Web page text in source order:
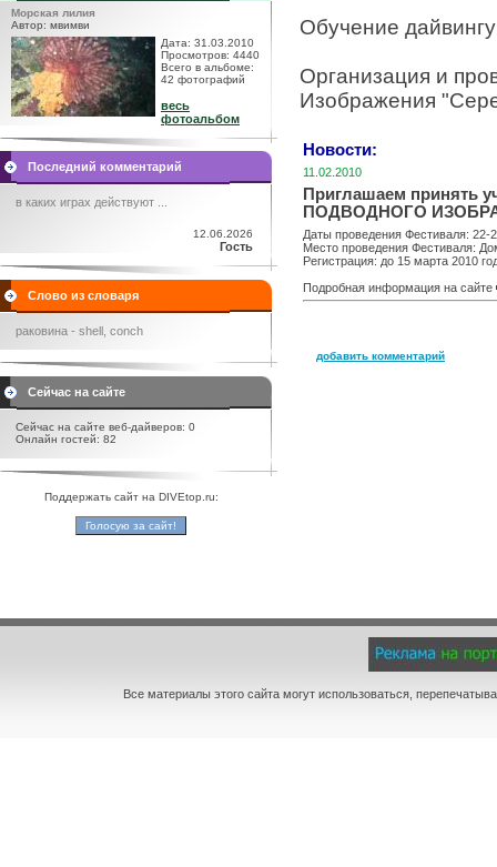
Морская лилия
Автор: мвимви
Дата: 31.03.2010
Просмотров: 4440
Всего в альбоме:
42 фотографий
весь
фотоальбом
Последний комментарий
в каких играх действуют ...
12.06.2026
Гость
Слово из словаря
раковина - shell, conch
Сейчас на сайте
Сейчас на сайте веб-дайверов: 0
Онлайн гостей: 82
Поддержать сайт на DIVEtop.ru:
Обучение
Организация и
Изображения
Новости:
11.02.2010
Приглашаем
ПОДВОДНОГО
Даты проведения Фестиваля: 22-
Место проведения Фестиваля:
Регистрация: до 15 марта 2010
Подробная информация на сайте
добавить комментарий
Все материалы этого сайта могут использоваться,